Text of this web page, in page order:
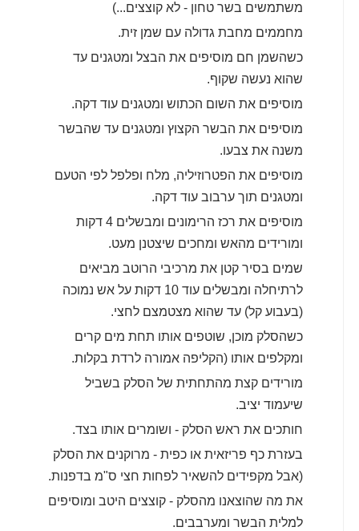
משתמשים בשר טחון - לא קוצצים...)
מחממים מחבת גדולה עם שמן זית.
כשהשמן חם מוסיפים את הבצל ומטגנים עד
שהוא נעשה שקוף.
מוסיפים את השום הכתוש ומטגנים עוד דקה.
מוסיפים את הבשר הקצוץ ומטגנים עד שהבשר
משנה את צבעו.
מוסיפים את הפטרוזיליה, מלח ופלפל לפי הטעם
ומטגנים תוך ערבוב עוד דקה.
מוסיפים את רכז הרימונים ומבשלים 4 דקות
ומורידים מהאש ומחכים שיצטנן מעט.
שמים בסיר קטן את מרכיבי הרוטב מביאים
לרתיחלה ומבשלים עוד 10 דקות על אש נמוכה
(בעבוע קל) עד שהוא מצטמצם לחצי.
כשהסלק מוכן, שוטפים אותו תחת מים קרים
ומקלפים אותו (הקליפה אמורה לרדת בקלות.
מורידים קצת מהתחתית של הסלק בשביל
שיעמוד יציב.
חותכים את ראש הסלק - ושומרים אותו בצד.
בעזרת כף פריזאית או כפית - מרוקנים את הסלק
(אבל מקפידים להשאיר לפחות חצי ס"מ בדפנות.
את מה שהוצאנו מהסלק - קוצצים היטב ומוסיפים
למלית הבשר ומערבבים.